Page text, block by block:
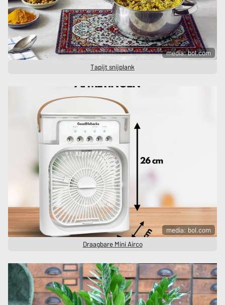
media: bol.com
Tapijt snijplank
media: bol.com
Draagbare Mini Airco